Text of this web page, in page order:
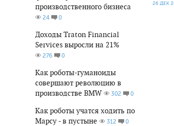
производственного бизнеса
24 0
Доходы Traton Financial
Services выросли на 21%
276 0
Как роботы-гуманоиды
совершают революцию в
производстве BMW
302 0
Как роботы учатся ходить по
Марсу - в пустыне
312 0
26 ДЕК